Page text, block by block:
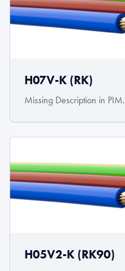
H07V-K (RK)
Missing Description in PIM.
H05V2-K (RK90)